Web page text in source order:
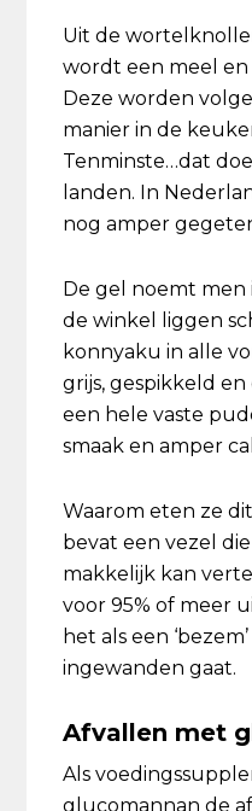
Uit de
wordt een meel
Deze worden
manier in de
Tenminste…dat
landen. In
nog amper
De gel noemt men
de winkel liggen
konnyaku in alle
grijs, gespikkeld
een hele vaste
smaak en amper
Waarom eten ze
bevat een vezel
makkelijk kan
voor 95% of meer
het als een
ingewanden gaat.
Afvallen met
Als
glucomannan de